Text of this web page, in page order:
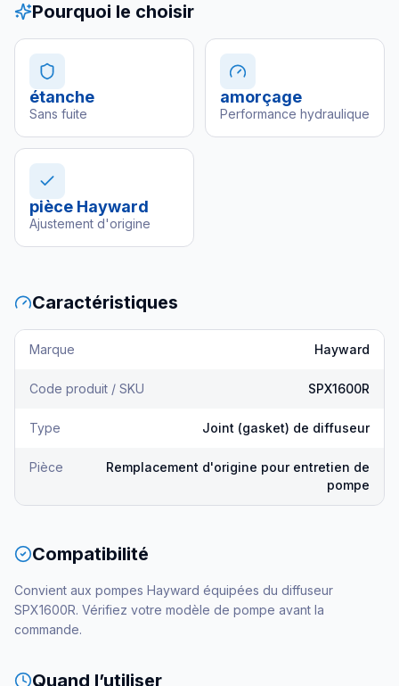
Pourquoi le choisir
étanche
Sans fuite
amorçage
Performance hydraulique
pièce Hayward
Ajustement d'origine
Caractéristiques
Marque Hayward
Code produit / SKU SPX1600R
Type Joint (gasket) de diffuseur
Pièce
Remplacement d'origine pour entretien de
pompe
Compatibilité
Convient aux pompes Hayward équipées du diffuseur
SPX1600R. Vérifiez votre modèle de pompe avant la
commande.
Quand l’utiliser